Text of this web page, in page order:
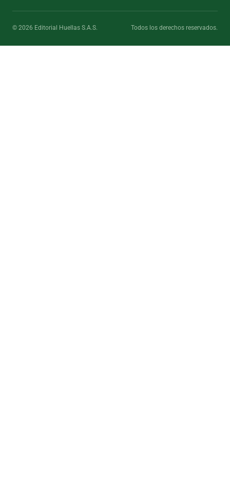
© 2026 Editorial Huellas S.A.S. Todos los derechos reservados.